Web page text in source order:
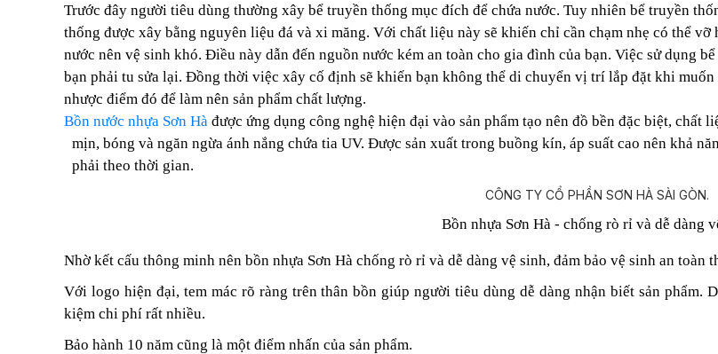
Trước đây người tiêu dùng thường xây bể truyền thống mục đích để chứa nước. Tuy nhiên bể truyền
thống được xây bằng nguyên liệu đá và xi măng. Với chất liệu này sẽ khiến chỉ cần chạm nhẹ có thể
nước nên vệ sinh khó. Điều này dẫn đến nguồn nước kém an toàn cho gia đình của bạn. Việc sử dụng
bạn phải tu sửa lại. Đồng thời việc xây cố định sẽ khiến bạn không thể di chuyển vị trí lắp đặt khi muốn
nhược điểm đó để làm nên sản phẩm chất lượng.
Bồn nước nhựa Sơn Hà được ứng dụng công nghệ hiện đại vào sản phẩm tạo nên đồ bền đặc biệt, chất
mịn, bóng và ngăn ngừa ánh nắng chứa tia UV. Được sản xuất trong buồng kín, áp suất cao nên khả
phải theo thời gian.
Bồn nhựa Sơn Hà - chống rò rỉ và dễ dàng
Nhờ kết cấu thông minh nên bồn nhựa Sơn Hà chống rò rỉ và dễ dàng vệ sinh, đảm bảo vệ sinh an toàn
Với logo hiện đại, tem mác rõ ràng trên thân bồn giúp người tiêu dùng dễ dàng nhận biết sản
kiệm chi phí rất nhiều.
Bảo hành 10 năm cũng là một điểm nhấn của sản phẩm.